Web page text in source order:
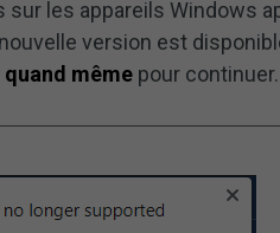
sur les appareils Windows
version est
quand même pour continuer.